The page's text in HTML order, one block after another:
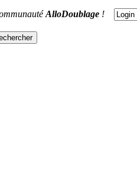
AlloDoublage !